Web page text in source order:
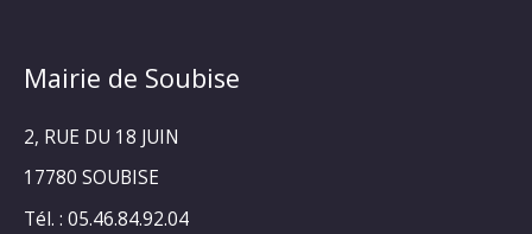
Mairie de Soubise
2, RUE DU 18 JUIN
17780 SOUBISE
Tél. : 05.46.84.92.04